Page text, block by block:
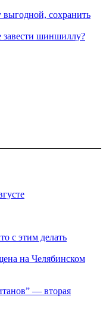
сохранить
завести шиншиллу?
с этим делать
на Челябинском
— вторая